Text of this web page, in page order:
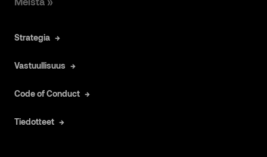
Strategia
Vastuullisuus
Code of Conduct
Tiedotteet